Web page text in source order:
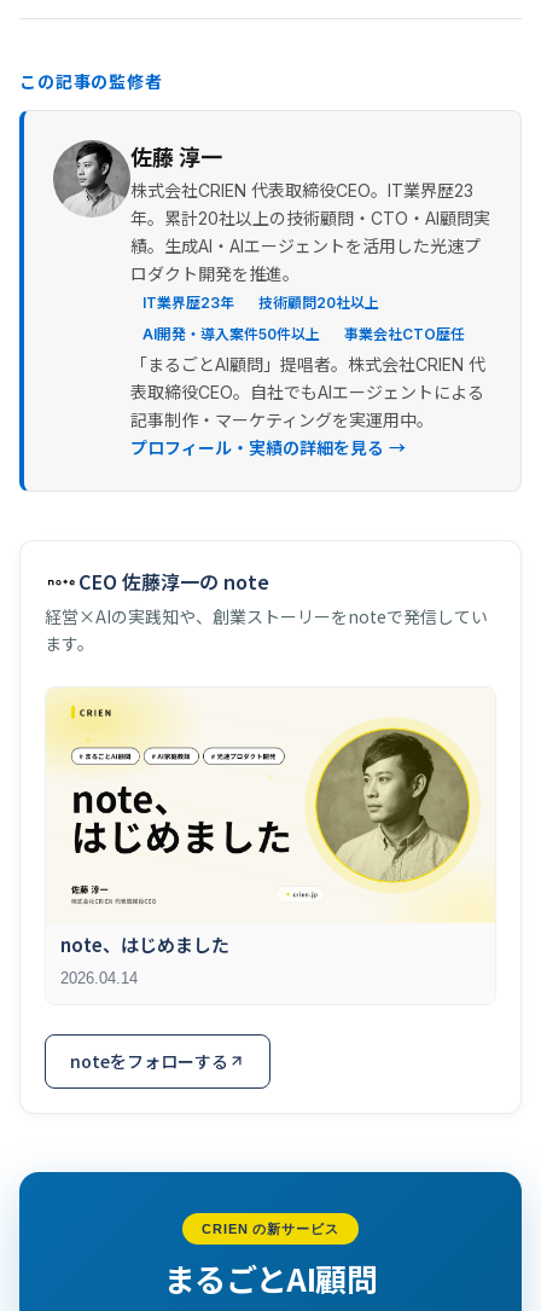
この記事の監修者
佐藤 淳一
株式会社CRIEN 代表取締役CEO。IT業界歴23
年。累計20社以上の技術顧問・CTO・AI顧問実
績。生成AI・AIエージェントを活用した光速プ
ロダクト開発を推進。
IT業界歴23年
技術顧問20社以上
AI開発・導入案件50件以上
事業会社CTO歴任
「まるごとAI顧問」提唱者。株式会社CRIEN 代
表取締役CEO。自社でもAIエージェントによる
記事制作・マーケティングを実運用中。
プロフィール・実績の詳細を見る →
CEO 佐藤淳一の note
経営×AIの実践知や、創業ストーリーをnoteで発信してい
ます。
note、はじめました
2026.04.14
noteをフォローする
CRIEN の新サービス
まるごとAI顧問